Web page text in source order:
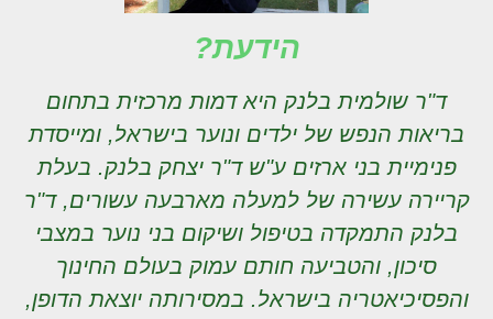
הידעת?
ד"ר שולמית בלנק היא דמות מרכזית בתחום
בריאות הנפש של ילדים ונוער בישראל, ומייסדת
פנימיית בני ארזים ע"ש ד"ר יצחק בלנק. בעלת
קריירה עשירה של למעלה מארבעה עשורים, ד"ר
בלנק התמקדה בטיפול ושיקום בני נוער במצבי
סיכון, והטביעה חותם עמוק בעולם החינוך
והפסיכיאטריה בישראל. במסירותה יוצאת הדופן,